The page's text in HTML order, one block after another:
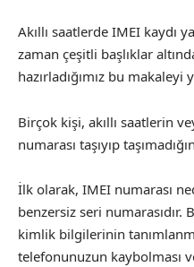
Akıllı saatlerde IMEI kaydı
zaman çeşitli başlıklar
hazırladığımız bu
Birçok kişi, akıllı saatlerin
numarası taşıyıp
İlk olarak, IMEI numarası
benzersiz seri numarasıdır.
kimlik bilgilerinin
telefonunuzun kaybolması